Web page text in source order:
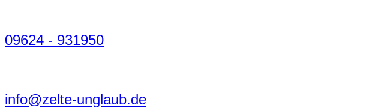
09624 - 931950
info@zelte-unglaub.de